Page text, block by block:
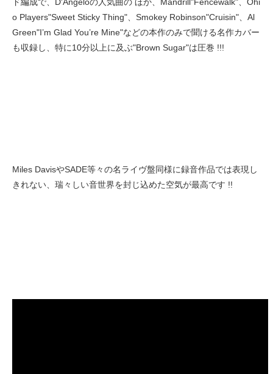
ド編成で、D'Angeloの人気曲の ほか、Mandrill"Fencewalk"、Ohi
o Players"Sweet Sticky Thing"、Smokey Robinson"Cruisin"、Al
Green"I’m Glad You’re Mine"などの本作のみで聞ける名作カバー
も収録し、特に10分以上に及ぶ"Brown Sugar"は圧巻 !!!
Miles DavisやSADE等々の名ライヴ盤同様に録音作品では表現し
きれない、瑞々しい音世界を封じ込めた空気が最高です !!